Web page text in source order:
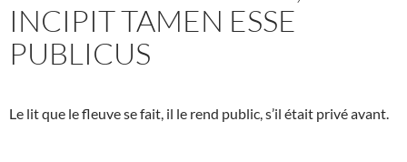
INCIPIT TAMEN ESSE
PUBLICUS
Le lit que le fleuve se fait, il le rend public, s’il était privé avant.